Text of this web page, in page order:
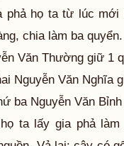
phả họ ta từ lúc mới
chia làm ba quyển.
Văn Thường giữ 1
Nguyễn Văn Nghĩa
ba Nguyễn Văn
ta lấy gia phả